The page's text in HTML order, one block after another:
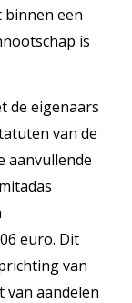
binnen een
is
de eigenaars
van de
aanvullende
euro. Dit
van
van aandelen